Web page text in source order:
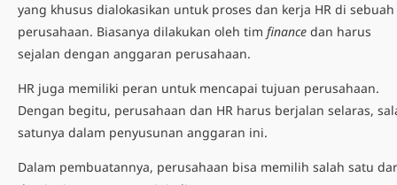
yang khusus dialokasikan untuk proses dan kerja HR di sebuah
perusahaan. Biasanya dilakukan oleh tim finance dan harus
sejalan dengan anggaran perusahaan.
HR juga memiliki peran untuk mencapai tujuan perusahaan.
Dengan begitu, perusahaan dan HR harus berjalan selaras,
satunya dalam penyusunan anggaran ini.
Dalam pembuatannya, perusahaan bisa memilih salah satu